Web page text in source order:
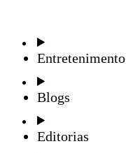
Entretenimento
Blogs
Editorias